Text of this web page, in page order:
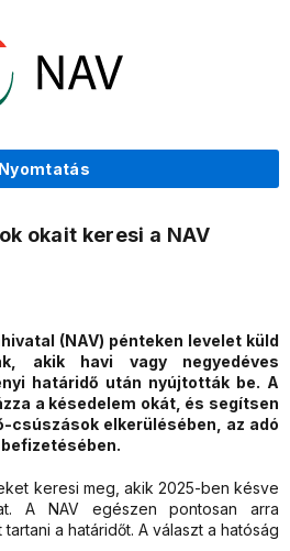
Nyomtatás
okait keresi a NAV
(NAV) pénteken levelet küld
akik havi vagy negyedéves
határidő után nyújtották be. A
a késedelem okát, és segítsen
csúszások elkerülésében, az adó
keresi meg, akik 2025-ben késve
A NAV egészen pontosan arra
a határidőt. A választ a hatóság